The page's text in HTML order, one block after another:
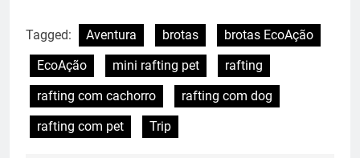
Tagged: Aventura brotas
brotas EcoAção
EcoAção
mini rafting pet
rafting
rafting com cachorro
rafting com dog
rafting com pet
Trip